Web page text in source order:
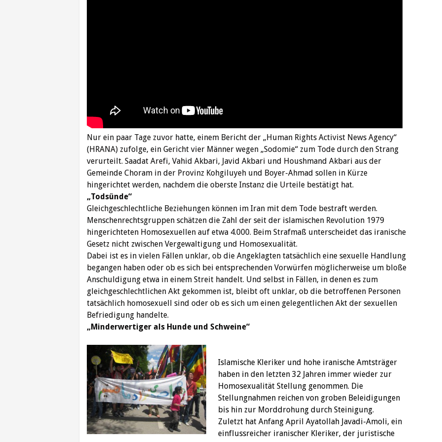
Nur ein paar Tage zuvor hatte, einem Bericht der „Human Rights Activist News Agency“
(HRANA) zufolge, ein Gericht vier Männer wegen „Sodomie“ zum Tode durch den Strang
verurteilt. Saadat Arefi, Vahid Akbari, Javid Akbari und Houshmand Akbari aus der
Gemeinde Choram in der Provinz Kohgiluyeh und Boyer-Ahmad sollen in Kürze
hingerichtet werden, nachdem die oberste Instanz die Urteile bestätigt hat.
„Todsünde“
Gleichgeschlechtliche Beziehungen können im Iran mit dem Tode bestraft werden.
Menschenrechtsgruppen schätzen die Zahl der seit der islamischen Revolution 1979
hingerichteten Homosexuellen auf etwa 4.000. Beim Strafmaß unterscheidet das iranische
Gesetz nicht zwischen Vergewaltigung und Homosexualität.
Dabei ist es in vielen Fällen unklar, ob die Angeklagten tatsächlich eine sexuelle Handlung
begangen haben oder ob es sich bei entsprechenden Vorwürfen möglicherweise um bloße
Anschuldigung etwa in einem Streit handelt. Und selbst in Fällen, in denen es zum
gleichgeschlechtlichen Akt gekommen ist, bleibt oft unklar, ob die betroffenen Personen
tatsächlich homosexuell sind oder ob es sich um einen gelegentlichen Akt der sexuellen
Befriedigung handelte.
„Minderwertiger als Hunde und Schweine“
Islamische Kleriker und hohe iranische Amtsträger
haben in den letzten 32 Jahren immer wieder zur
Homosexualität Stellung genommen. Die
Stellungnahmen reichen von groben Beleidigungen
bis hin zur Morddrohung durch Steinigung.
Zuletzt hat Anfang April Ayatollah Javadi-Amoli, ein
einflussreicher iranischer Kleriker, der juristische